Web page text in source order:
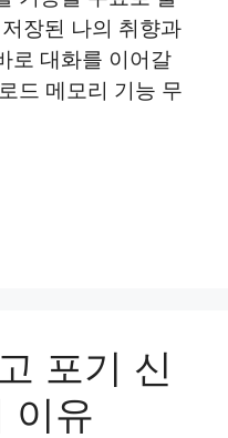
장된 나의 취향과
로 대화를 이어갈
드 메모리 기능 무
포기 신
이유